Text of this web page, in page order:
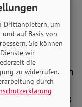
Angehörigen
vor“. Der
im SGB
der begleiteten
Bedarfslagen
der neuen SGB
Drittanbietern, um
auf Basis von
Sie können
wir
die
zu widerrufen.
durch